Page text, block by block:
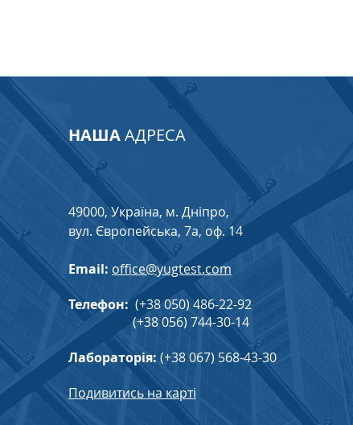
НАШААДРЕСА
49000, Україна, м. Дніпро,
вул. Європейська, 7а, оф. 14
Email: office@yugtest.com
Телефон: (+38 050) 486-22-92
(+38 056) 744-30-14
Лабораторія: (+38 067) 568-43-30
Подивитись на карті